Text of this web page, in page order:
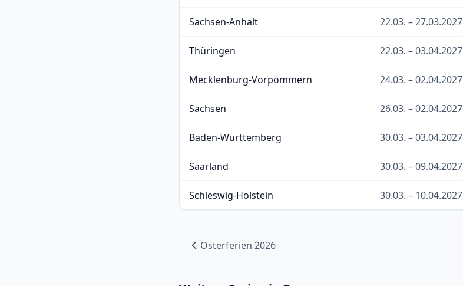
Sachsen-Anhalt 22.03. – 27.03.2027
Thüringen 22.03. – 03.04.2027
Mecklenburg-Vorpommern 24.03. – 02.04.2027
Sachsen 26.03. – 02.04.2027
Baden-Württemberg 30.03. – 03.04.2027
Saarland 30.03. – 09.04.2027
Schleswig-Holstein 30.03. – 10.04.2027
Osterferien 2026